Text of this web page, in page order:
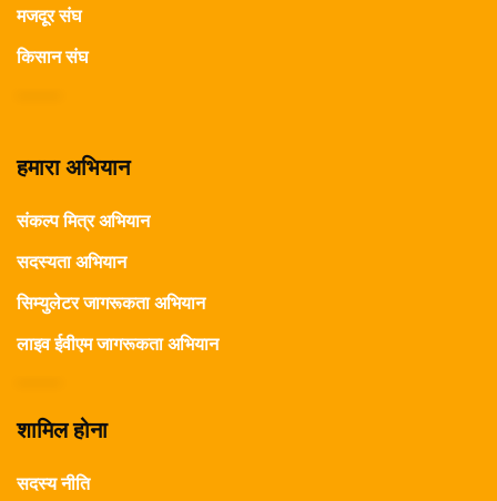
मजदूर संघ
किसान संघ
हमारा अभियान
संकल्प मित्र अभियान
सदस्यता अभियान
सिम्युलेटर जागरूकता अभियान
लाइव ईवीएम जागरूकता अभियान
शामिल होना
सदस्य नीति